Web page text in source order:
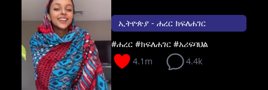
ኢትዮጵያ - ሐረር ክፍለሐገር
#ሐረር #ክፍለሐገር #አሪፍባህል
4.1m
4.4k